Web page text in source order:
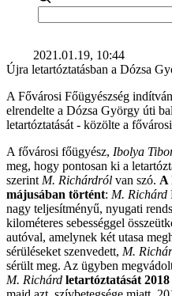
2021.01.19, 10:44
Újra letartóztatásban a Dózsa
A Fővárosi Főügyészség
elrendelte a Dózsa György úti
letartóztatását - közölte a
A fővárosi főügyész, Ibolya
meg, hogy pontosan ki a
szerint M. Richárdról van szó. A
májusában történt: M. Richárd
nagy teljesítményű, nyugati
kilométeres sebességgel
autóval, amelynek két utasa
sérüléseket szenvedett, M.
sérült meg. Az ügyben
M. Richárd letartóztatását